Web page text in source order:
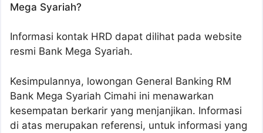
Mega Syariah?
Informasi kontak HRD dapat dilihat pada website
resmi Bank Mega Syariah.
Kesimpulannya, lowongan General Banking RM
Bank Mega Syariah Cimahi ini menawarkan
kesempatan berkarir yang menjanjikan. Informasi
di atas merupakan referensi, untuk informasi yang